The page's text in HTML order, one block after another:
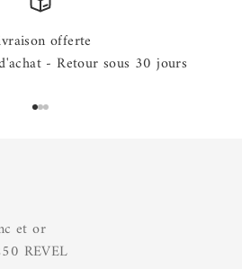
offerte
- Retour sous 30 jours
Aller à l'élément 1
Aller à l'élément 2
Aller à l'élément 3
et or
REVEL